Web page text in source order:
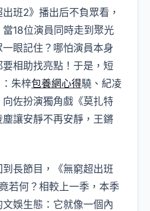
出班2》播出后不負眾看，
18位演員同時走到聚光
眼記住？哪怕演員本身
相助找亮點！于是，短
朱梓包養網心得驍、紀凌
向佐扮演獨角戲《莫扎特
讓安靜不再安靜，王鏘
長節目，《無窮超出班
若何？相較上一季，本季
娛生態：它就像一個內